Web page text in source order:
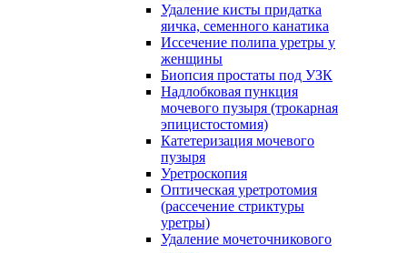
Удаление кисты придатка
яичка, семенного канатика
Иссечение полипа уретры у
женщины
Биопсия простаты под УЗК
Надлобковая пункция
мочевого пузыря (трокарная
эпицистостомия)
Катетеризация мочевого
пузыря
Уретроскопия
Оптическая уретротомия
(рассечение стриктуры
уретры)
Удаление мочеточникового